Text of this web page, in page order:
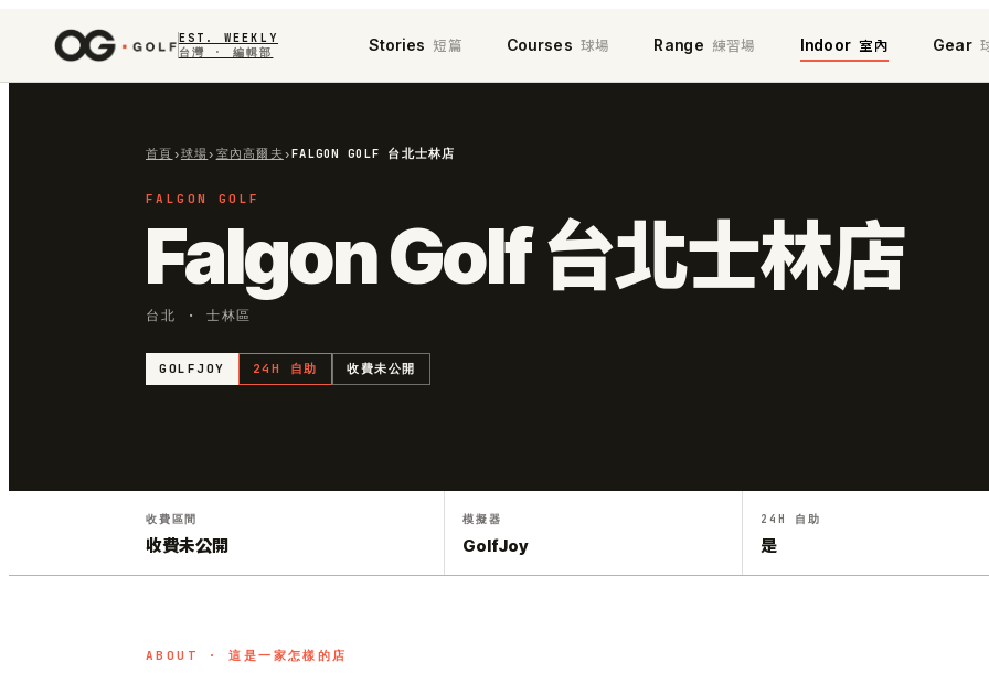
EST. WEEKLY
台灣 · 編輯部
Stories 短篇 Courses 球場 Range 練習場 Indoor 室內 Gear
首頁 ›球場› 室內高爾夫 ›FALGON GOLF 台北士林店
FALGON GOLF
Falgon Golf 台北士林店
台北 · 士林區
GOLFJOY 24H 自助 收費未公開
收費區間
收費未公開
模擬器
GolfJoy
24H 自助
是
ABOUT · 這是一家怎樣的店